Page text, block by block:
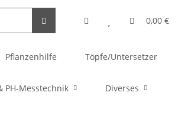
0,00 €
Pflanzenhilfe Töpfe/Untersetzer
PH-Messtechnik Diverses